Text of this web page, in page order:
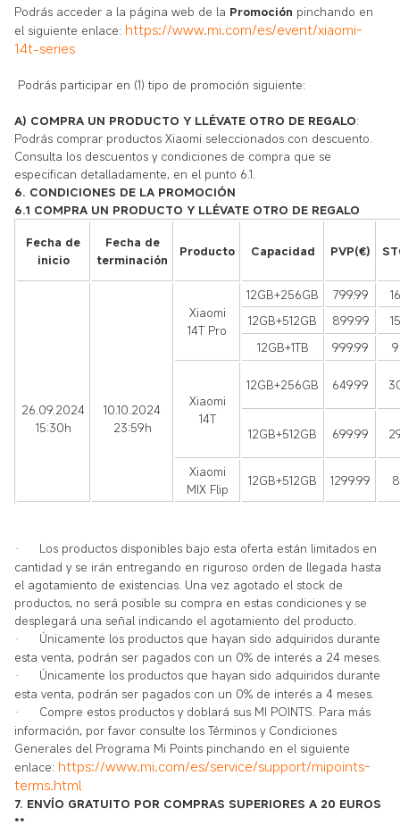
Podrás acceder a la página web de la Promoción pinchando en
el siguiente enlace: https://www.mi.com/es/event/xiaomi-
14t-series
Podrás participar en (1) tipo de promoción siguiente:
A) COMPRA UN PRODUCTO Y LLÉVATE OTRO DE REGALO:
Podrás comprar productos Xiaomi seleccionados con descuento.
Consulta los descuentos y condiciones de compra que se
especifican detalladamente, en el punto 6.1.
6. CONDICIONES DE LA PROMOCIÓN
6.1 COMPRA UN PRODUCTO Y LLÉVATE OTRO DE REGALO
Fecha de
inicio
Fecha de
terminación
Producto Capacidad PVP(€)
26.09.2024
15:30h
10.10.2024
23:59h
Xiaomi
14T Pro
12GB+256GB 799.99
12GB+512GB
899.99
12GB+1TB
999.99
Xiaomi
14T
12GB+256GB 649.99
12GB+512GB 699.99
Xiaomi
MIX Flip
12GB+512GB 1299.99
·
Los productos disponibles bajo esta oferta están limitados en
cantidad y se irán entregando en riguroso orden de llegada hasta
el agotamiento de existencias. Una vez agotado el stock de
productos, no será posible su compra en estas condiciones y se
desplegará una señal indicando el agotamiento del producto.
·
Únicamente los productos que hayan sido adquiridos durante
esta venta, podrán ser pagados con un 0% de interés a 24 meses.
·
Únicamente los productos que hayan sido adquiridos durante
esta venta, podrán ser pagados con un 0% de interés a 4 meses.
·
Compre estos productos y doblará sus MI POINTS. Para más
información, por favor consulte los Términos y Condiciones
Generales del Programa Mi Points pinchando en el siguiente
enlace: https://www.mi.com/es/service/support/mipoints-
terms.html
7. ENVÍO GRATUITO POR COMPRAS SUPERIORES A 20 EUROS
**